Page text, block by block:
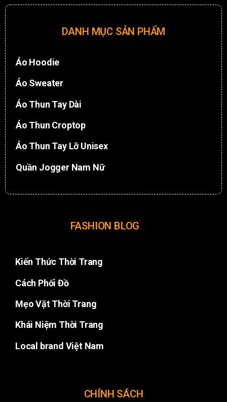
DANH MỤC SẢN PHẨM
Áo Hoodie
Áo Sweater
Áo Thun Tay Dài
Áo Thun Croptop
Áo Thun Tay Lỡ Unisex
Quần Jogger Nam Nữ
FASHION BLOG
Kiến Thức Thời Trang
Cách Phối Đồ
Mẹo Vặt Thời Trang
Khái Niệm Thời Trang
Local brand Việt Nam
CHÍNH SÁCH